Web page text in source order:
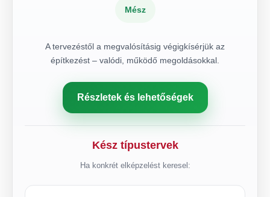
Mész
A tervezéstől a megvalósításig végigkísérjük az
építkezést – valódi, működő megoldásokkal.
Részletek és lehetőségek
Kész típustervek
Ha konkrét elképzelést keresel: